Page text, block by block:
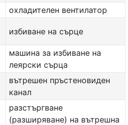
охладителен вентилатор
избиване на сърце
машина за избиване на
леярски сърца
вътрешен пръстеновиден
канал
разстъргване
(разширяване) на вътрешна